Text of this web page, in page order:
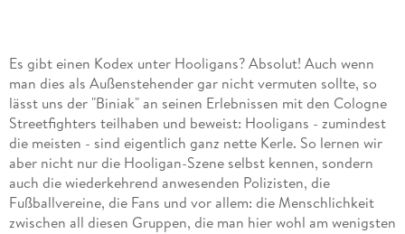
Es gibt einen Kodex unter Hooligans? Absolut! Auch wenn
man dies als Außenstehender gar nicht vermuten sollte, so
lässt uns der "Biniak" an seinen Erlebnissen mit den Cologne
Streetfighters teilhaben und beweist: Hooligans - zumindest
die meisten - sind eigentlich ganz nette Kerle. So lernen wir
aber nicht nur die Hooligan-Szene selbst kennen, sondern
auch die wiederkehrend anwesenden Polizisten, die
Fußballvereine, die Fans und vor allem: die Menschlichkeit
zwischen all diesen Gruppen, die man hier wohl am wenigsten